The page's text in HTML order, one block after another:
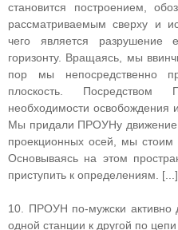
становится построением,
рассматриваемым сверху и
чего является разрушение
горизонту. Вращаясь, мы
пор мы непосредственно
плоскость.
необходимости освобождения
Мы придали ПРОУНу
проекционных осей, мы
Основываясь на этом
приступить к определениям. [...]
10. ПРОУН по-мужски
одной станции к другой по